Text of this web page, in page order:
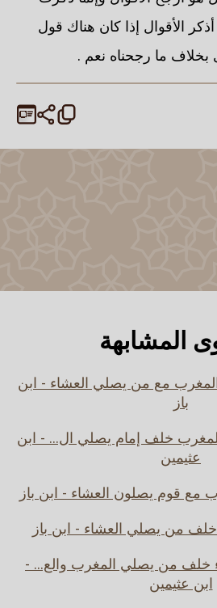
الأقوال إذا كان هناك قول
بخلاف ما رجحناه نعم .
المشابهة
مع من يصلي العشاء - ابن
باز
المغرب خلف إمام يصلي ال... - ابن
عثيمين
قوم يصلون العشاء - ابن باز
من يصلي العشاء - ابن باز
خلف من يصلي المغرب والع... -
ابن عثيمين